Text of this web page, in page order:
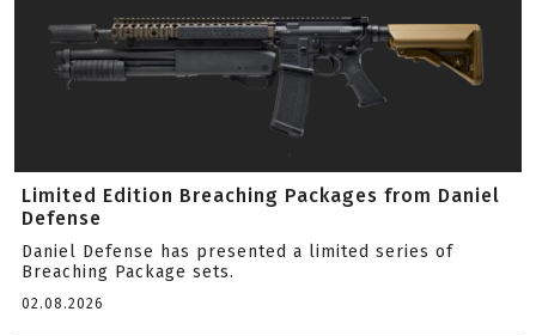
Limited Edition Breaching Packages from Daniel
Defense
Daniel Defense has presented a limited series of
Breaching Package sets.
02.08.2026